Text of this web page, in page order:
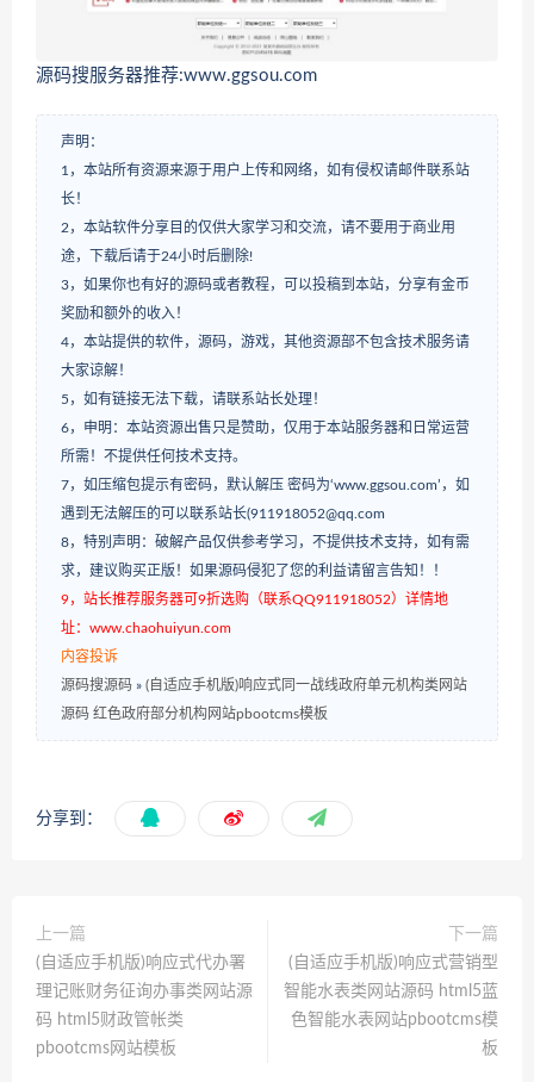
源码搜服务器推荐:www.ggsou.com
声明：
1，本站所有资源来源于用户上传和网络，如有侵权请邮件联系站
长！
2，本站软件分享目的仅供大家学习和交流，请不要用于商业用
途，下载后请于24小时后删除!
3，如果你也有好的源码或者教程，可以投稿到本站，分享有金币
奖励和额外的收入！
4，本站提供的软件，源码，游戏，其他资源部不包含技术服务请
大家谅解！
5，如有链接无法下载，请联系站长处理！
6，申明：本站资源出售只是赞助，仅用于本站服务器和日常运营
所需！不提供任何技术支持。
7，如压缩包提示有密码，默认解压 密码为‘www.ggsou.com’，如
遇到无法解压的可以联系站长(911918052@qq.com
8，特别声明：破解产品仅供参考学习，不提供技术支持，如有需
求，建议购买正版！如果源码侵犯了您的利益请留言告知！！
9，站长推荐服务器可9折选购（联系QQ911918052）详情地
址：www.chaohuiyun.com
内容投诉
源码搜源码 » (自适应手机版)响应式同一战线政府单元机构类网站
源码 红色政府部分机构网站pbootcms模板
分享到：
上一篇
(自适应手机版)响应式代办署
理记账财务征询办事类网站源
码 html5财政管帐类
pbootcms网站模板
下一篇
(自适应手机版)响应式营销型
智能水表类网站源码 html5蓝
色智能水表网站pbootcms模
板